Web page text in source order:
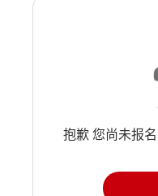
抱歉 您尚未报